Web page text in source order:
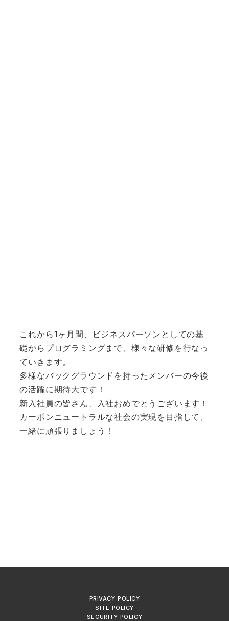
これから1ヶ月間、ビジネスパーソンとしての基
礎からプログラミングまで、様々な研修を行なっ
ていきます。
多様なバックグラウンドを持ったメンバーの今後
の活躍に期待大です！
新入社員の皆さん、入社おめでとうございます！
カーボンニュートラルな社会の実現を目指して、
一緒に頑張りましょう！
PRIVACY POLICY
SITE POLICY
SECURITY POLICY